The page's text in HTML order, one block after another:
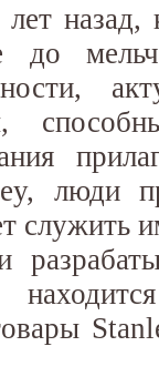
назад,
до
люди
служить